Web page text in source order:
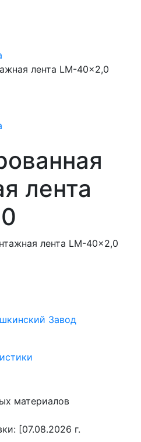
лента LM-40x2,0
лента
Завод
[07.08.2026 г.